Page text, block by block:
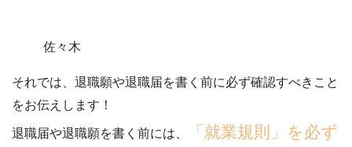
佐々木
それでは、退職願や退職届を書く前に必ず確認すべきこと
をお伝えします！
退職届や退職願を書く前には、 「就業規則」を必ず